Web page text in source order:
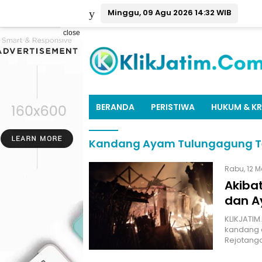
Minggu, 09 Agu 2026 14:32 WIB
close
BERANDA PERISTIWA HUKUM &
Kandang Ayam Tulungagung
Rabu, 12
dan
kandang